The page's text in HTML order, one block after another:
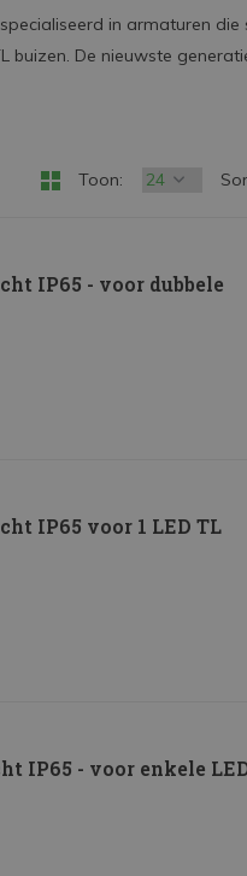
in armaturen die
De nieuwste
Toon:
IP65 - voor dubbele
IP65 voor 1 LED TL
IP65 - voor enkele